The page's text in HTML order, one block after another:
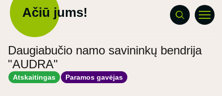
Ačiū jums!
Daugiabučio namo savininkų bendrija
"AUDRA"
Atskaitingas Paramos gavėjas